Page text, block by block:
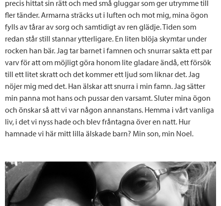
precis hittat sin rätt och med små gluggar som ger utrymme till
fler tänder. Armarna sträcks ut i luften och mot mig, mina ögon
fylls av tårar av sorg och samtidigt av ren glädje. Tiden som
redan står still stannar ytterligare. En liten blöja skymtar under
rocken han bär. Jag tar barnet i famnen och snurrar sakta ett par
varv för att om möjligt göra honom lite gladare ändå, ett försök
till ett litet skratt och det kommer ett ljud som liknar det. Jag
nöjer mig med det. Han älskar att snurra i min famn. Jag sätter
min panna mot hans och pussar den varsamt. Sluter mina ögon
och önskar så att vi var någon annanstans. Hemma i vårt vanliga
liv, i det vi nyss hade och blev fråntagna över en natt. Hur
hamnade vi här mitt lilla älskade barn? Min son, min Noel.